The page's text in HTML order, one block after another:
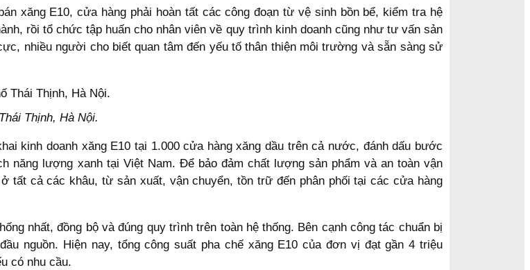
xăng E10, cửa hàng phải hoàn tất các công đoạn từ vệ sinh bồn bể, kiểm tra hệ
rồi tổ chức tập huấn cho nhân viên về quy trình kinh doanh cũng như tư vấn sản
nhiều người cho biết quan tâm đến yếu tố thân thiện môi trường và sẵn sàng sử
Thịnh, Hà Nội.
kinh doanh xăng E10 tại 1.000 cửa hàng xăng dầu trên cả nước, đánh dấu bước
năng lượng xanh tại Việt Nam. Để bảo đảm chất lượng sản phẩm và an toàn vận
tất cả các khâu, từ sản xuất, vận chuyển, tồn trữ đến phân phối tại các cửa hàng
nhất, đồng bộ và đúng quy trình trên toàn hệ thống. Bên cạnh công tác chuẩn bị
nguồn. Hiện nay, tổng công suất pha chế xăng E10 của đơn vị đạt gần 4 triệu
có nhu cầu.